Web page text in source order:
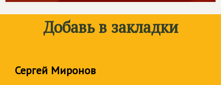
Добавь в закладки
Сергей Миронов